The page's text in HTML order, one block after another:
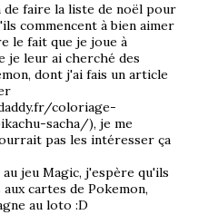
de faire la liste de noël pour
commencent à bien aimer
le fait que je joue à
je leur ai cherché des
dont j'ai fais un article
coloriage-
sacha/), je me
pas les intéresser ça
jeu Magic, j'espère qu'ils
cartes de Pokemon,
au loto :D